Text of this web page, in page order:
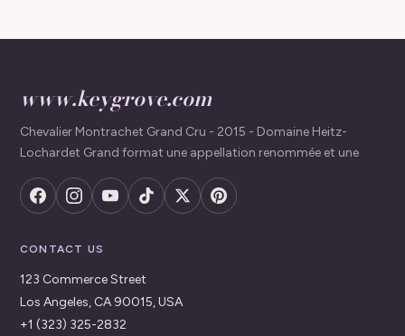
www.keygrove.com
Chevalier Montrachet Grand Cru - 2015 - Domaine Heitz-
Lochardet Grand format une appellation renommée et une
CONTACT US
123 Commerce Street
Los Angeles, CA 90015, USA
+1 (323) 325-2832